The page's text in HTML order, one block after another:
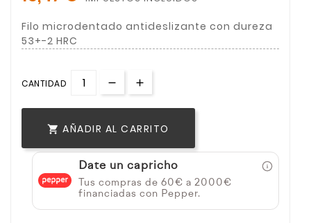
Filo microdentado antideslizante con dureza
53+-2 HRC
CANTIDAD
 AÑADIR AL CARRITO
Date un capricho
Tus compras de 60€ a 2000€
financiadas con Pepper.